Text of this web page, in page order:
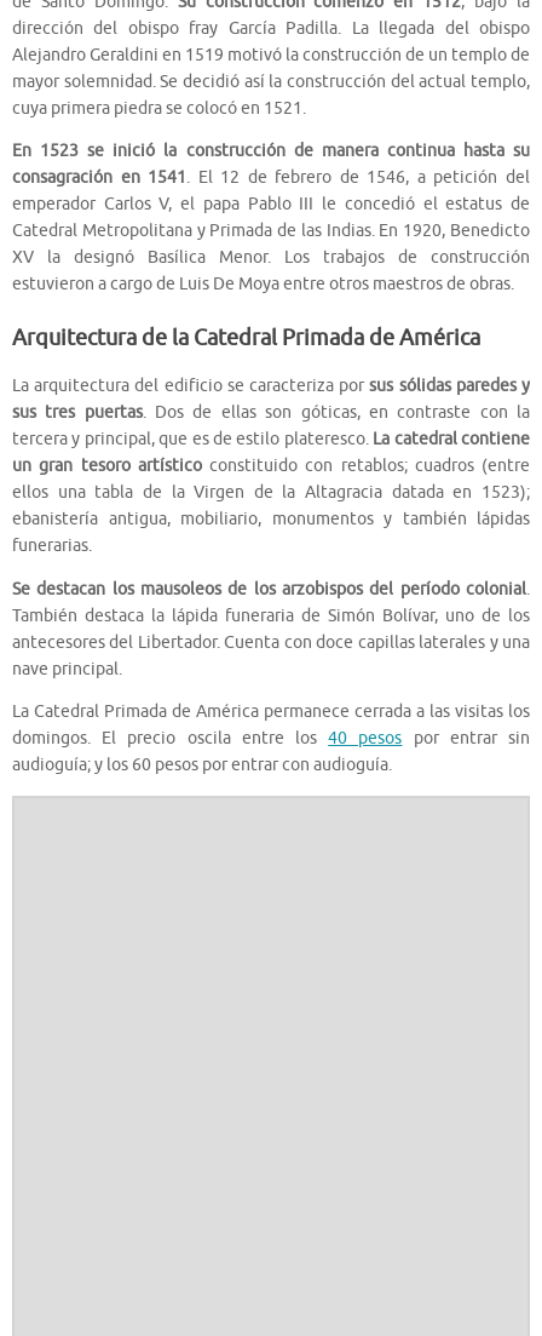
dirección del obispo fray García Padilla. La llegada del obispo
Alejandro Geraldini en 1519 motivó la construcción de un templo de
mayor solemnidad. Se decidió así la construcción del actual templo,
cuya primera piedra se colocó en 1521.
En 1523 se inició la construcción de manera continua hasta su
consagración en 1541. El 12 de febrero de 1546, a petición del
emperador Carlos V, el papa Pablo III le concedió el estatus de
Catedral Metropolitana y Primada de las Indias. En 1920, Benedicto
XV la designó Basílica Menor. Los trabajos de construcción
estuvieron a cargo de Luis De Moya entre otros maestros de obras.
Arquitectura de la Catedral Primada de América
La arquitectura del edificio se caracteriza porsus sólidas paredes y
sus tres puertas. Dos de ellas son góticas, en contraste con la
tercera y principal, que es de estilo plateresco. La catedral contiene
un gran tesoro artísticoconstituido con retablos; cuadros (entre
ellos una tabla de la Virgen de la Altagracia datada en 1523);
ebanistería antigua, mobiliario, monumentos y también lápidas
funerarias.
Se destacan los mausoleos de los arzobispos del período colonial.
También destaca la lápida funeraria de Simón Bolívar, uno de los
antecesores del Libertador. Cuenta con doce capillas laterales y una
nave principal.
La Catedral Primada de América permanece cerrada a las visitas los
domingos. El precio oscila entre los40 pesos por entrar sin
audioguía; y los 60 pesos por entrar con audioguía.